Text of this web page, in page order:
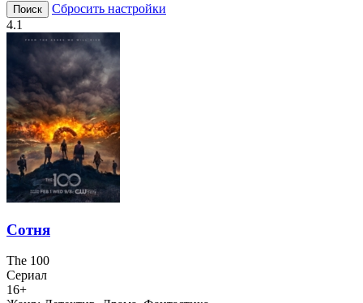
Поиск
Сбросить настройки
4.1
Сотня
The 100
Сериал
16+